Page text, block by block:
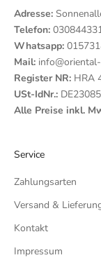
Adresse:
Telefon:
Whatsapp:
Mail:
Register NR: HRA
USt-IdNr.:
Alle Preise inkl.
Service
Zahlungsarten
Versand &
Kontakt
Impressum